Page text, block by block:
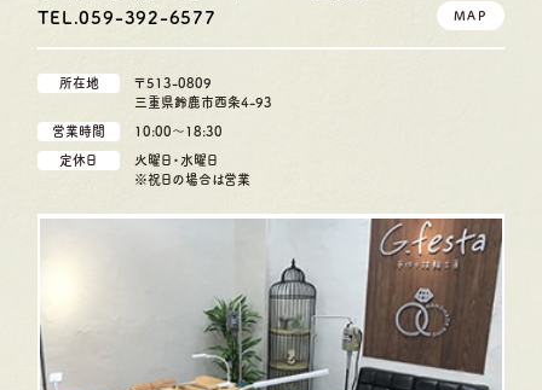
TEL.059-392-6577 MAP
所在地
〒513-0809
三重県鈴鹿市西条4-93
営業時間 10:00〜18:30
定休日
火曜日・水曜日
※祝日の場合は営業